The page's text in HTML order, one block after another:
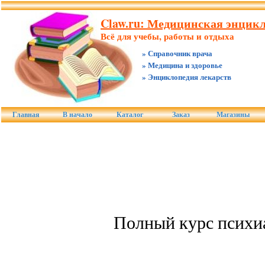
Claw.ru: Медицинская
Всё для учебы, работы и отдыха
» Справочник врача
» Медицина и здоровье
» Энциклопедия лекарств
Главная В начало Каталог Заказ Магазины
Полный курс